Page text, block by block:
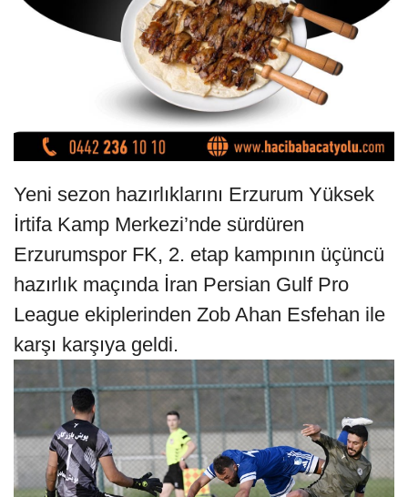
Yeni sezon hazırlıklarını Erzurum Yüksek
İrtifa Kamp Merkezi’nde sürdüren
Erzurumspor FK, 2. etap kampının üçüncü
hazırlık maçında İran Persian Gulf Pro
League ekiplerinden Zob Ahan Esfehan ile
karşı karşıya geldi.